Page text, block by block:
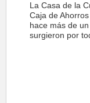
La Casa de la
Caja de
hace más de
surgieron por